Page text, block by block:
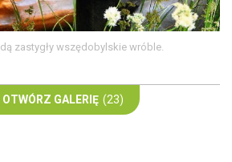
zastygły wszędobylskie wróble.
OTWÓRZ GALERIĘ (23)